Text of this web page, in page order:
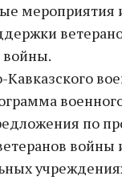
мероприятия
войны.
по